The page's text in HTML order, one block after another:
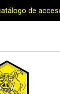
de